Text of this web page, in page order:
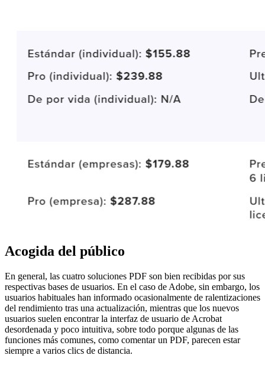
Acogida del público
En general, las cuatro soluciones PDF son bien recibidas por sus
respectivas bases de usuarios. En el caso de Adobe, sin embargo, los
usuarios habituales han informado ocasionalmente de ralentizaciones
del rendimiento tras una actualización, mientras que los nuevos
usuarios suelen encontrar la interfaz de usuario de Acrobat
desordenada y poco intuitiva, sobre todo porque algunas de las
funciones más comunes, como comentar un PDF, parecen estar
siempre a varios clics de distancia.